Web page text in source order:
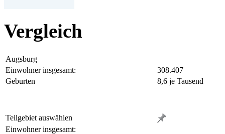
Vergleich
Augsburg
Einwohner insgesamt:
308.407
Geburten
8,6 je Tausend
Teilgebiet auswählen
Einwohner insgesamt: